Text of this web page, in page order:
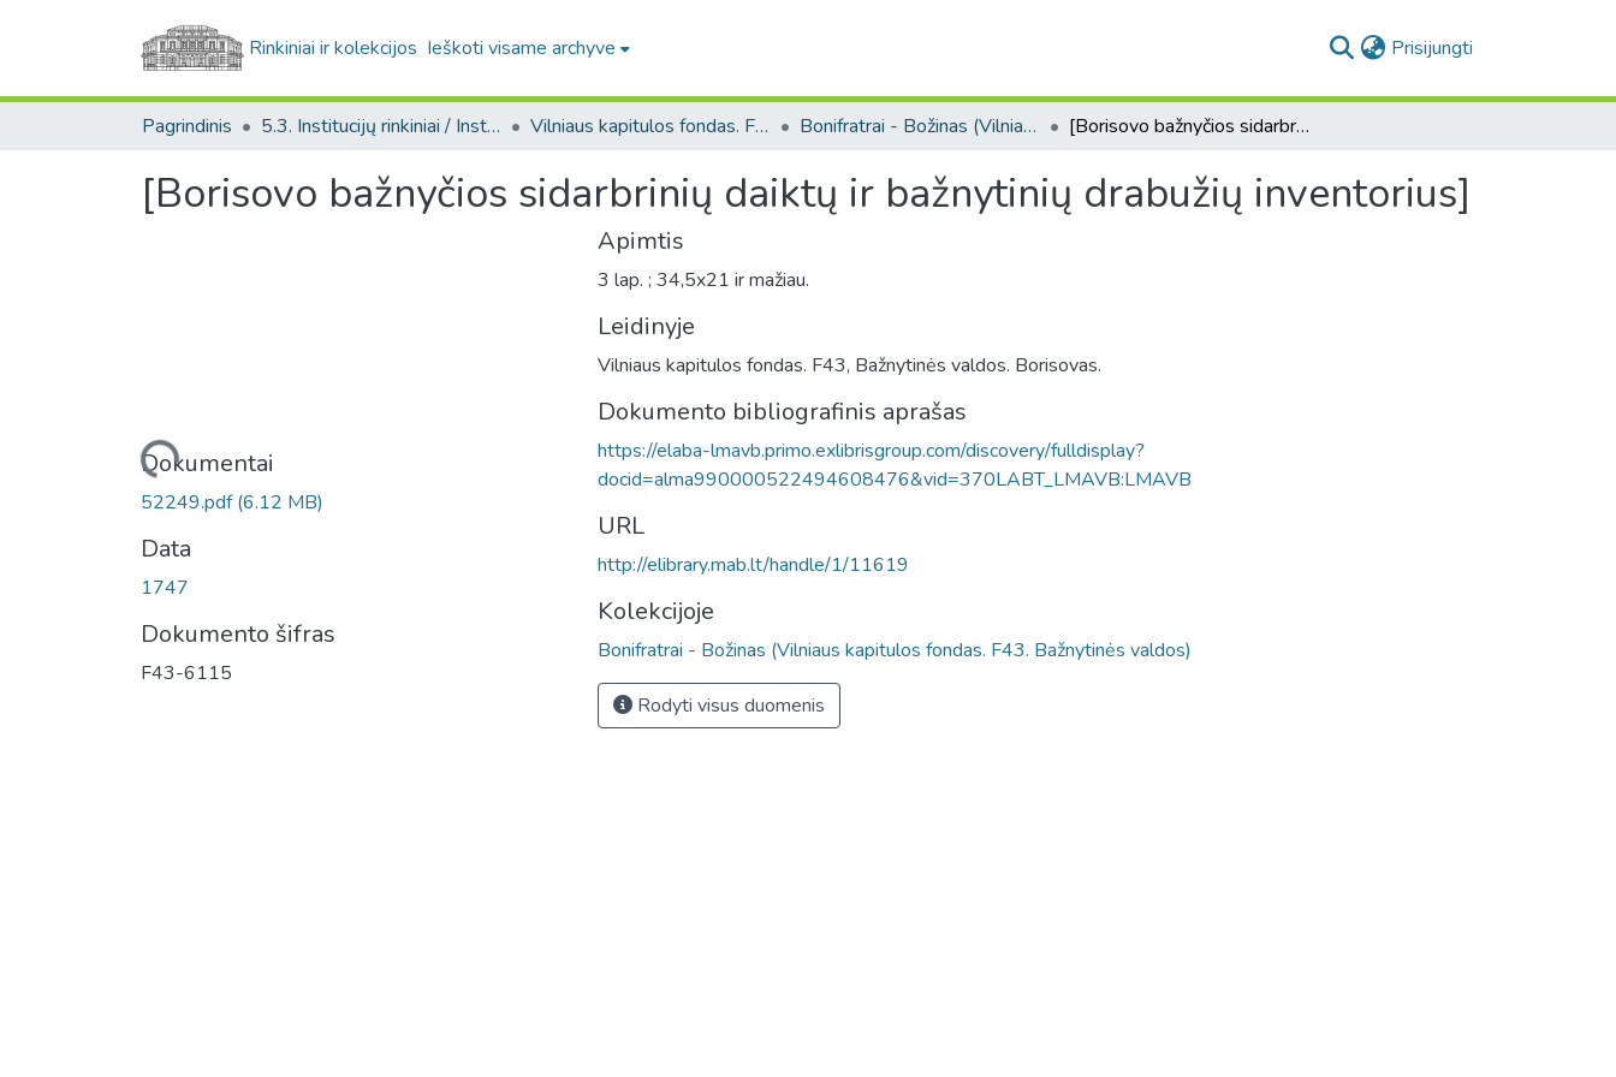
Rinkiniai ir kolekcijos Ieškoti visame archyve Prisijungti
Pagrindinis 5.3. Institucijų rinkiniai / Institutional collections Vilniaus kapitulos fondas. F43 Bonifratrai - Božinas (Vilniaus kapitulos fondas. F43. Bažnytinės valdos) [Borisovo bažnyčios sidarbrinių daiktų ir bažnytinių drabužių inventorius]
[Borisovo bažnyčios sidarbrinių daiktų ir bažnytinių drabužių inventorius]
Įkeliama...
Dokumentai
52249.pdf(6.12 MB)
Data
1747
Dokumento šifras
F43-6115
Apimtis
3 lap. ; 34,5x21 ir mažiau.
Leidinyje
Vilniaus kapitulos fondas. F43, Bažnytinės valdos. Borisovas.
Dokumento bibliografinis aprašas
https://elaba-lmavb.primo.exlibrisgroup.com/discovery/fulldisplay?
docid=alma990000522494608476&vid=370LABT_LMAVB:LMAVB
URL
http://elibrary.mab.lt/handle/1/11619
Kolekcijoje
Bonifratrai - Božinas (Vilniaus kapitulos fondas. F43. Bažnytinės valdos)
Rodyti visus duomenis